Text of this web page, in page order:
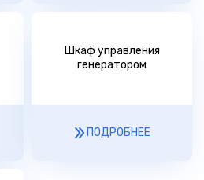
Шкаф управления
генератором
ПОДРОБНЕЕ